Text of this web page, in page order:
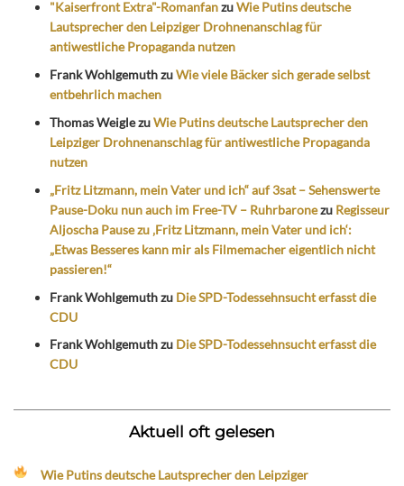
"Kaiserfront Extra"-RomanfanzuWie Putins deutsche
Lautsprecher den Leipziger Drohnenanschlag für
antiwestliche Propaganda nutzen
Frank WohlgemuthzuWie viele Bäcker sich gerade selbst
entbehrlich machen
Thomas WeiglezuWie Putins deutsche Lautsprecher den
Leipziger Drohnenanschlag für antiwestliche Propaganda
nutzen
„Fritz Litzmann, mein Vater und ich“ auf 3sat – Sehenswerte
Pause-Doku nun auch im Free-TV – Ruhrbaronezu Regisseur
Aljoscha Pause zu ‚Fritz Litzmann, mein Vater und ich‘:
„Etwas Besseres kann mir als Filmemacher eigentlich nicht
passieren!“
Frank Wohlgemuthzu Die SPD-Todessehnsucht erfasst die
CDU
Frank Wohlgemuthzu Die SPD-Todessehnsucht erfasst die
CDU
Aktuell oft gelesen
Wie Putins deutsche Lautsprecher den Leipziger